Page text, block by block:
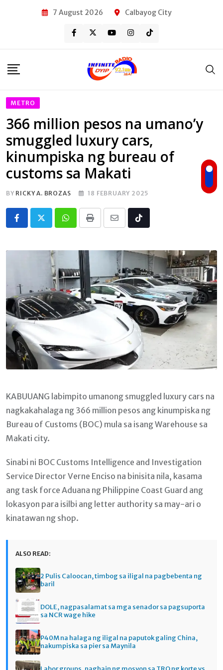
7 August 2026 Calbayog City
METRO
366 million pesos na umano’y
smuggled luxury cars,
kinumpiska ng bureau of
customs sa Makati
BY RICKY A. BROZAS 18 FEBRUARY 2025
Whatsapp
Print
Share
Email
Tiktok
KABUUANG labimpito umanong smuggled luxury cars na
nagkakahalaga ng 366 million pesos ang kinumpiska ng
Bureau of Customs (BOC) mula sa isang Warehouse sa
Makati city.
Sinabi ni BOC Customs Intelligence and Investigation
Service Director Verne Enciso na binisita nila, kasama
ang task force Aduana ng Philippine Coast Guard ang
lokasyon para isilbi ang letter authority sa may-ari o
kinatawan ng shop.
ALSO READ:
2 Pulis Caloocan, timbog sa iligal na pagbebenta ng
baril
DOLE, nagpasalamat sa mga senador sa pagsuporta
sa NCR wage hike
P40M na halaga ng iligal na paputok galing China,
nakumpiska sa pier sa Maynila